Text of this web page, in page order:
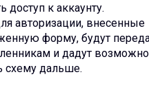
доступ к аккаунту.
авторизации, внесенные
форму, будут
и дадут
схему дальше.